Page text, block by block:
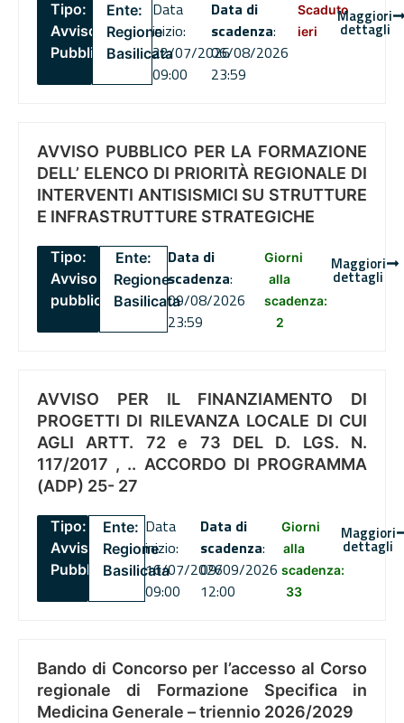
Tipo:
Avviso
Pubblico
Ente:
Regione
Basilicata
Data
inizio:
22/07/2026
09:00
Data di
scadenza:
06/08/2026
23:59
Scaduto
ieri
Maggiori
dettagli
AVVISO PUBBLICO PER LA FORMAZIONE
DELL’ ELENCO DI PRIORITÀ REGIONALE DI
INTERVENTI ANTISISMICI SU STRUTTURE
E INFRASTRUTTURE STRATEGICHE
Tipo:
Avviso
pubblico
Ente:
Regione
Basilicata
Data di
scadenza:
09/08/2026
23:59
Giorni
alla
scadenza:
2
Maggiori
dettagli
AVVISO PER IL FINANZIAMENTO DI
PROGETTI DI RILEVANZA LOCALE DI CUI
AGLI ARTT. 72 e 73 DEL D. LGS. N.
117/2017 , .. ACCORDO DI PROGRAMMA
(ADP) 25- 27
Tipo:
Avviso
Pubblico
Ente:
Regione
Basilicata
Data
inizio:
16/07/2026
09:00
Data di
scadenza:
09/09/2026
12:00
Giorni
alla
scadenza:
33
Maggiori
dettagli
Bando di Concorso per l’accesso al Corso
regionale di Formazione Specifica in
Medicina Generale – triennio 2026/2029